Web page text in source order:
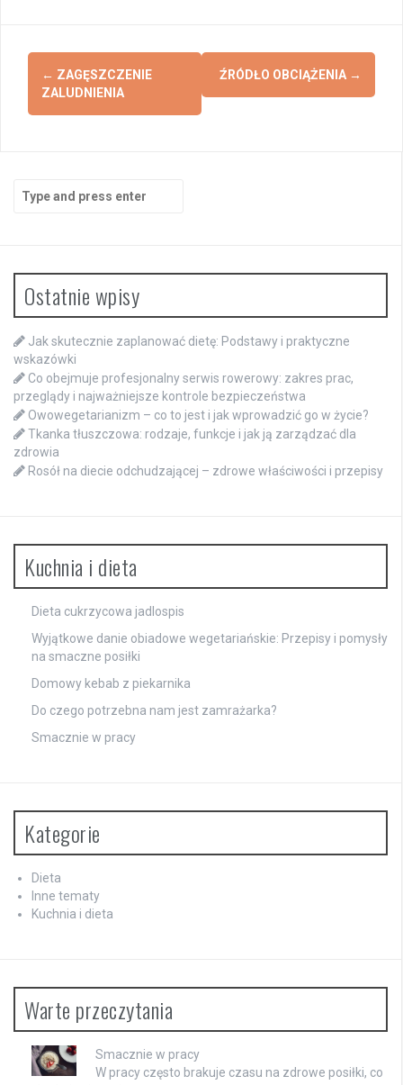
Post
navigation
← ZAGĘSZCZENIE
ZALUDNIENIA
ŹRÓDŁO OBCIĄŻENIA →
Search
for:
Ostatnie wpisy
Jak skutecznie zaplanować dietę: Podstawy i praktyczne
wskazówki
Co obejmuje profesjonalny serwis rowerowy: zakres prac,
przeglądy i najważniejsze kontrole bezpieczeństwa
Owowegetarianizm – co to jest i jak wprowadzić go w życie?
Tkanka tłuszczowa: rodzaje, funkcje i jak ją zarządzać dla
zdrowia
Rosół na diecie odchudzającej – zdrowe właściwości i przepisy
Kuchnia i dieta
Dieta cukrzycowa jadlospis
Wyjątkowe danie obiadowe wegetariańskie: Przepisy i pomysły
na smaczne posiłki
Domowy kebab z piekarnika
Do czego potrzebna nam jest zamrażarka?
Smacznie w pracy
Kategorie
Dieta
Inne tematy
Kuchnia i dieta
Warte przeczytania
Smacznie w pracy
W pracy często brakuje czasu na zdrowe posiłki, co